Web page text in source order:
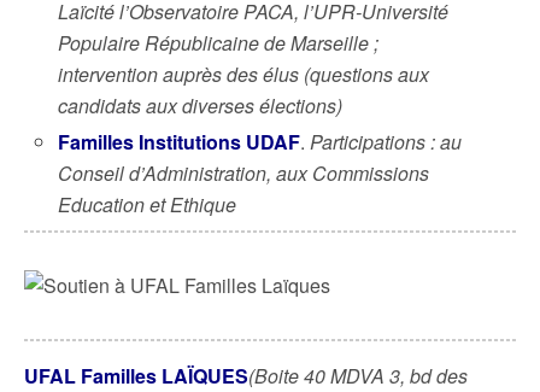
Laïcité l’Observatoire PACA, l’UPR-Université
Populaire Républicaine de Marseille ;
intervention auprès des élus (questions aux
candidats aux diverses élections)
Familles Institutions UDAF.Participations : au
Conseil d’Administration, aux Commissions
Education et Ethique
UFAL Familles LAÏQUES(Boite 40 MDVA 3, bd des